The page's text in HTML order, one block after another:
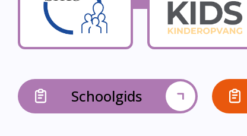
Schoolgids